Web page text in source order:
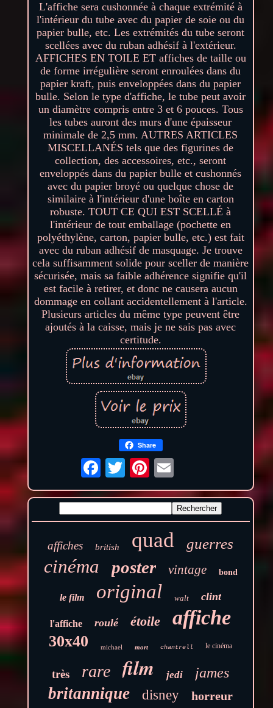
L'affiche sera cushonnée à chaque extrémité à
l'intérieur du tube avec du papier de soie ou du
papier bulle, etc. Les extrémités du tube seront
scellées avec du ruban adhésif à l'extérieur.
AFFICHES EN TOILE ET affiches de taille ou
de forme irrégulière seront enroulées dans du
papier kraft, puis enveloppées dans du papier
bulle. Selon le type d'affiche, le tube peut avoir
un diamètre compris entre 3 et 6 pouces. Tous
les tubes auront des murs d'une épaisseur
minimale de 2,5 mm. AUTRES ARTICLES
MISCELLANÉS tels que des figurines de
collection, des accessoires, etc., seront
enveloppés dans du papier bulle et cushonnés
avec du papier broyé ou quelque chose de
similaire à l'intérieur d'une boîte en carton
robuste. TOUT CE QUI EST SCELLÉ à
l'intérieur de tout emballage (pochette en
polyéthylène, carton, papier bulle, etc.) est fait
avec du ruban adhésif de masquage. Je trouve
cela suffisamment solide pour sceller de manière
sécurisée, mais sa faible adhérence signifie qu'il
est facile à retirer, et donc ne causera aucun
dommage en collant accidentellement à l'article.
Plusieurs articles du même type peuvent être
ajoutés à la caisse, mais je ne sais pas avec
certitude.
Share
affiches british quad guerres
cinéma poster vintage bond
le film original walt clint
l'affiche roulé étoile affiche
30x40 michael mort chantrell le cinéma
très rare film jedi james
britannique disney horreur